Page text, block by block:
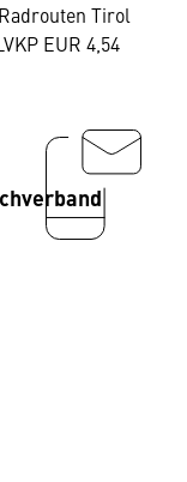
Tirol
EUR 4,54